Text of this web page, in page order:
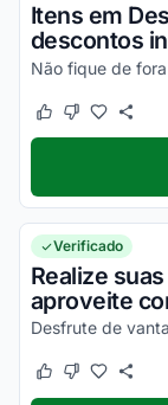
Itens em
descontos
Este cupom
Este cupom
Verificado
Realize
aproveite
Este cupom
Este cupom